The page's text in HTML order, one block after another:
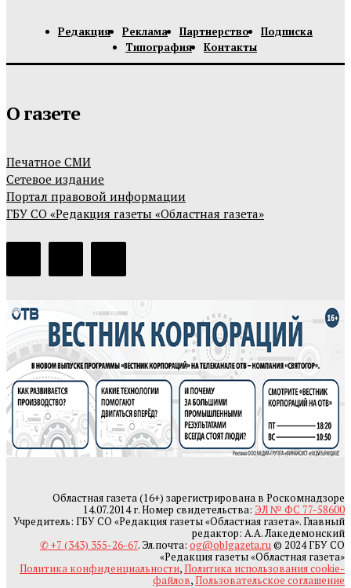
Редакция Реклама Партнерство
Подписка
Типография
Контакты
О газете
Печатное СМИ
Сетевое издание
Портал правовой информации
ГБУ СО «Редакция газеты «Областная газета»
Областная газета (16+) зарегистрирована в Роскомнадзоре
14.07.2014 г. Номер свидетельства: ЭЛ № ФС 77-58600
Учредитель: ГБУ СО «Редакция газеты «Областная газета». Главный
редактор: А.А. Лакедемонский
✆ +7 (343) 355-26-67. Эл.почта: og@oblgazeta.ru© 2024 ГБУ СО
«Редакция газеты «Областная газета»
Политика конфиденциальности,Политика использования cookie-
файлов,Пользовательское соглашение